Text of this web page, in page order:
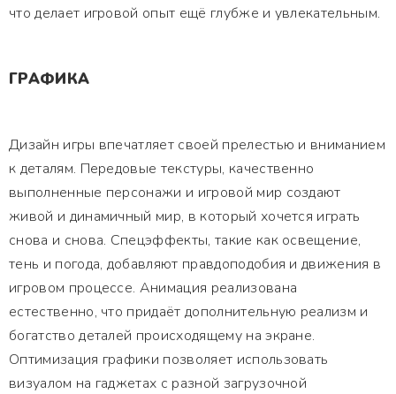
что делает игровой опыт ещё глубже и увлекательным.
ГРАФИКА
Дизайн игры впечатляет своей прелестью и вниманием
к деталям. Передовые текстуры, качественно
выполненные персонажи и игровой мир создают
живой и динамичный мир, в который хочется играть
снова и снова. Спецэффекты, такие как освещение,
тень и погода, добавляют правдоподобия и движения в
игровом процессе. Анимация реализована
естественно, что придаёт дополнительную реализм и
богатство деталей происходящему на экране.
Оптимизация графики позволяет использовать
визуалом на гаджетах с разной загрузочной